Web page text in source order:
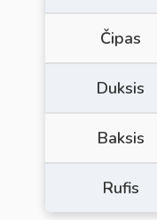
Čipas
Duksis
Baksis
Rufis